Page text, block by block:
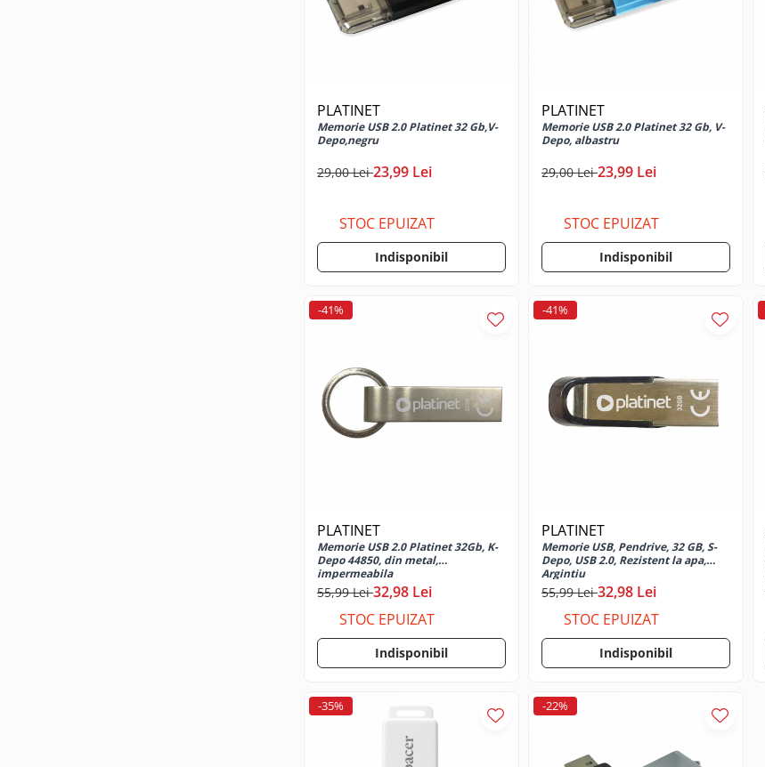
PLATINET
Memorie USB 2.0 Platinet 32 Gb,V-
Depo,negru
29,00 Lei23,99 Lei
STOC EPUIZAT
Indisponibil
PLATINET
Memorie USB 2.0 Platinet 32 Gb, V-
Depo, albastru
29,00 Lei23,99 Lei
STOC EPUIZAT
Indisponibil
-41%
PLATINET
Memorie USB 2.0 Platinet 32Gb, K-
Depo 44850, din metal,
impermeabila
55,99 Lei32,98 Lei
STOC EPUIZAT
Indisponibil
-41%
PLATINET
Memorie USB, Pendrive, 32 GB, S-
Depo, USB 2.0, Rezistent la apa,
Argintiu
55,99 Lei32,98 Lei
STOC EPUIZAT
Indisponibil
-35% -22%